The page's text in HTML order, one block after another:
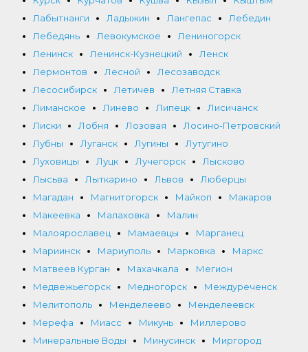
Лабытнанги
Ладыжин Лангепас
Лебедин
Лебедянь
Левокумское
Лениногорск
Ленинск
Ленинск-Кузнецкий
Ленск
Лермонтов
Лесной
Лесозаводск
Лесосибирск
Летичев
Летняя Ставка
Лиманское
Линево Липецк
Лисичанск
Лиски
Лобня Лозовая
Лосино-Петровский
Лубны
Луганск Лугины
Лутугино
Луховицы
Луцк Лучегорск
Лысково
Лысьва
Лыткарино Львов
Люберцы
Магадан
Магнитогорск Майкоп
Макаров
Макеевка
Малаховка
Малин
Малоярославец
Мамаевцы
Марганец
Мариинск
Мариуполь Марковка
Маркс
Матвеев Курган
Махачкала
Мегион
Медвежьегорск
Медногорск
Междуреченск
Мелитополь
Менделеево
Менделеевск
Мерефа
Миасс Микунь
Миллерово
Минеральные Воды
Минусинск
Миргород